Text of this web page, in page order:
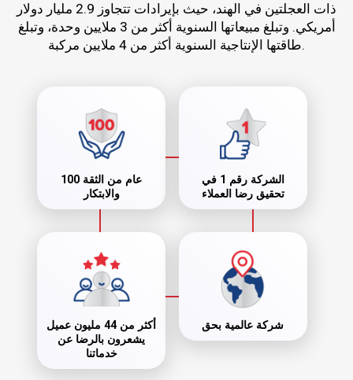
ذات العجلتين في الهند، حيث بإيرادات تتجاوز 2.9 مليار دولار
أمريكي. وتبلغ مبيعاتها السنوية أكثر من 3 ملايين وحدة، وتبلغ
طاقتها الإنتاجية السنوية أكثر من 4 ملايين مركبة.
100 عام من الثقة
والابتكار
الشركة رقم 1 في
تحقيق رضا العملاء
أكثر من 44 مليون عميل
يشعرون بالرضا عن
خدماتنا
شركة عالمية بحق